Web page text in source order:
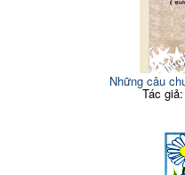
Những câu
Tác giả: